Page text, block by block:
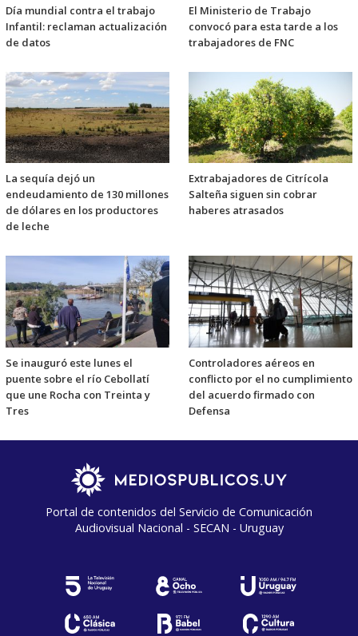
Día mundial contra el trabajo
Infantil: reclaman actualización
de datos
El Ministerio de Trabajo
convocó para esta tarde a los
trabajadores de FNC
La sequía dejó un
endeudamiento de 130 millones
de dólares en los productores
de leche
Extrabajadores de Citrícola
Salteña siguen sin cobrar
haberes atrasados
Se inauguró este lunes el
puente sobre el río Cebollatí
que une Rocha con Treinta y
Tres
Controladores aéreos en
conflicto por el no cumplimiento
del acuerdo firmado con
Defensa
Portal de contenidos del Servicio de Comunicación
Audiovisual Nacional - SECAN - Uruguay